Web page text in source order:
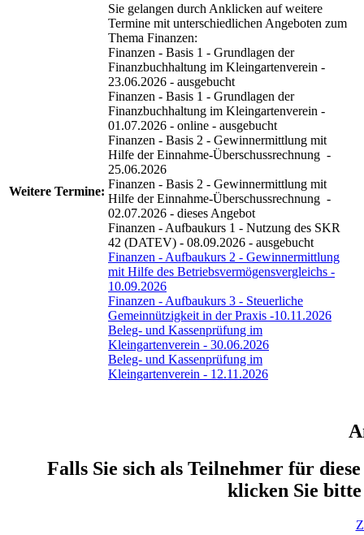
Weitere Termine:
Sie gelangen durch Anklicken auf weitere
Termine mit unterschiedlichen Angeboten zum
Thema Finanzen:
Finanzen - Basis 1 - Grundlagen der
Finanzbuchhaltung im Kleingartenverein -
23.06.2026 - ausgebucht
Finanzen - Basis 1 - Grundlagen der
Finanzbuchhaltung im Kleingartenverein -
01.07.2026 - online - ausgebucht
Finanzen - Basis 2 - Gewinnermittlung mit
Hilfe der Einnahme-Überschussrechnung -
25.06.2026
Finanzen - Basis 2 - Gewinnermittlung mit
Hilfe der Einnahme-Überschussrechnung -
02.07.2026 - dieses Angebot
Finanzen - Aufbaukurs 1 - Nutzung des SKR
42 (DATEV) - 08.09.2026 - ausgebucht
Finanzen - Aufbaukurs 2 - Gewinnermittlung
mit Hilfe des Betriebsvermögensvergleichs -
10.09.2026
Finanzen - Aufbaukurs 3 - Steuerliche
Gemeinnützigkeit in der Praxis -10.11.2026
Beleg- und Kassenprüfung im
Kleingartenverein - 30.06.2026
Beleg- und Kassenprüfung im
Kleingartenverein - 12.11.2026
Falls Sie sich als Teilnehmer für
klicken Sie